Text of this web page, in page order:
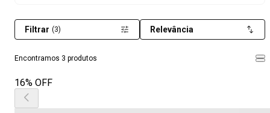
Encontramos 3 produtos
Filtrar (3) Relevância
16% OFF